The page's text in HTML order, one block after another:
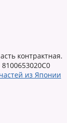
контрактная.
из Японии